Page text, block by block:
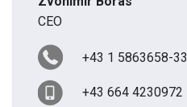
CEO
+43 1 5863658-33
+43 664 4230972